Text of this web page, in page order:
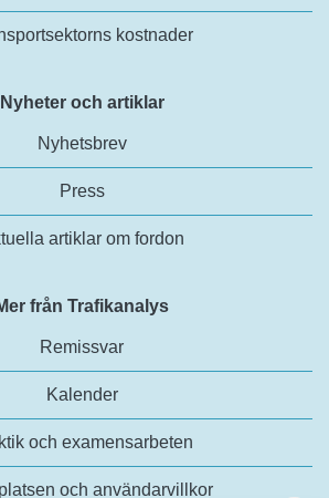
kostnader
Nyheter och artiklar
Nyhetsbrev
Press
artiklar om fordon
från Trafikanalys
Remissvar
Kalender
och examensarbeten
och användarvillkor